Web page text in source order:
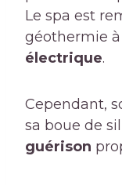
Le spa est
géothermie
électrique.
Cependant,
sa boue de
guérison